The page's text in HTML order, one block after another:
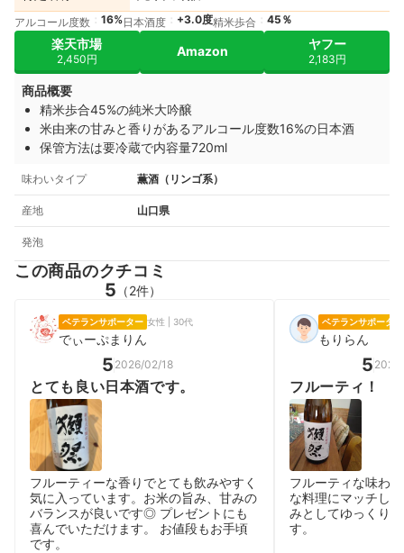
アルコール度数 16%日本酒度 +3.0度精米歩合 45％
楽天市場
2,450円
Amazon ヤフー
2,183円
商品概要
精米歩合45%の純米大吟醸
米由来の甘みと香りがあるアルコール度数16%の日本酒
保管方法は要冷蔵で内容量720ml
味わいタイプ 薫酒（リンゴ系）
産地 山口県
発泡
この商品のクチコミ
5 （2件）
ベテランサポーター 女性 | 30代
でぃーぷまりん
5 2026/02/18
とても良い日本酒です。
フルーティーな香りでとても飲みやすく
気に入っています。お米の旨み、甘みの
バランスが良いです◎ プレゼントにも
喜んでいただけます。 お値段もお手頃
です。
ベテランサポーター
もりらん
5
フルーティ！
フルーティな味わ
な料理にマッチし
みとしてゆっくり
す。